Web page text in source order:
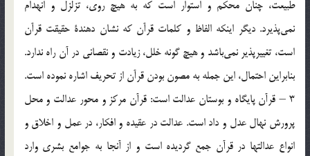
طبيعت‌، چنان‌ محكم‌ و استوار است‌ كه‌ به‌ هيچ‌ روي‌، تزلزل‌ و انهدام‌
نمي‌پذيرد. ديگر اينكه‌ الفاظ‌ و كلمات‌ قرآن‌ كه‌ نشان‌ دهندة‌ حقيقت‌ قرآن‌
است‌، تغييرپذير نمي‌باشد و هيچ‌ گونه‌ خلل‌، زيادت‌ و نقصاني‌ در آن‌ راه‌ ندارد.
بنابراين‌ احتمال‌، اين‌ جمله‌ به‌ مصون‌ بودن‌ قرآن‌ از تحريف‌ اشاره‌ نموده‌ است‌.
3 – قرآن‌ پايگاه‌ و بوستان‌ عدالت‌ است‌: قرآن‌ مركز و محور عدالت‌ و محل‌
پرورش‌ نهال‌ عدل‌ و داد است‌. عدالت‌ در عقيده‌ و افكار، در عمل‌ و اخلاق‌ و
انواع‌ عدالتها در قرآن‌ جمع‌ گرديده‌ است‌ و از آنجا به‌ جوامع‌ بشري‌ وارد